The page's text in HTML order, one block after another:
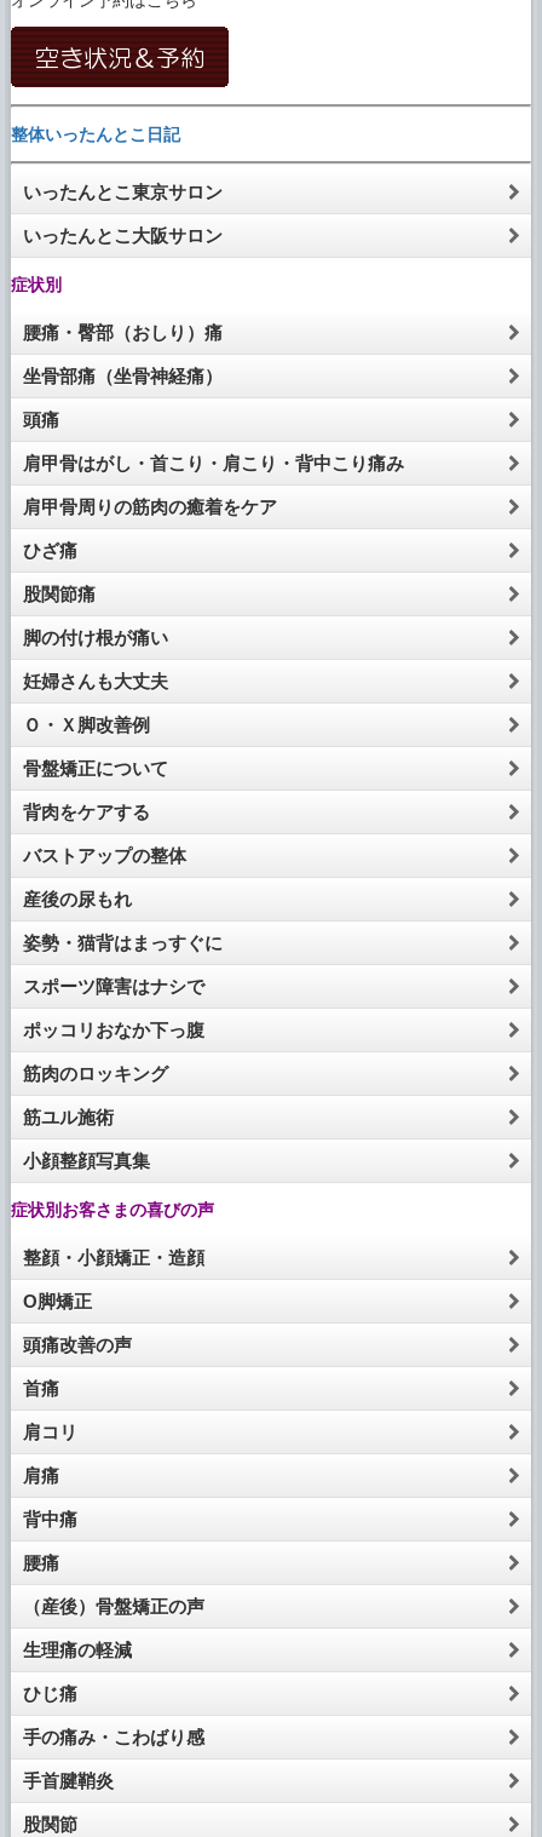
整体いったんとこ日記
いったんとこ東京サロン
いったんとこ大阪サロン
症状別
腰痛・臀部（おしり）痛
坐骨部痛（坐骨神経痛）
頭痛
肩甲骨はがし・首こり・肩こり・背中こり痛み
肩甲骨周りの筋肉の癒着をケア
ひざ痛
股関節痛
脚の付け根が痛い
妊婦さんも大丈夫
Ｏ・Ｘ脚改善例
骨盤矯正について
背肉をケアする
バストアップの整体
産後の尿もれ
姿勢・猫背はまっすぐに
スポーツ障害はナシで
ポッコリおなか下っ腹
筋肉のロッキング
筋ユル施術
小顔整顔写真集
症状別お客さまの喜びの声
整顔・小顔矯正・造顔
O脚矯正
頭痛改善の声
首痛
肩コリ
肩痛
背中痛
腰痛
（産後）骨盤矯正の声
生理痛の軽減
ひじ痛
手の痛み・こわばり感
手首腱鞘炎
股関節